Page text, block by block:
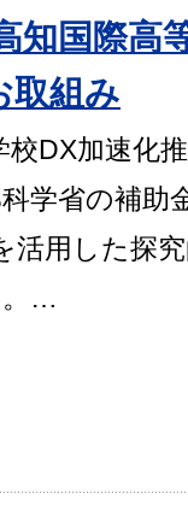
知国際高
取組み
DX加速化
学省の補助
活用した探
。…